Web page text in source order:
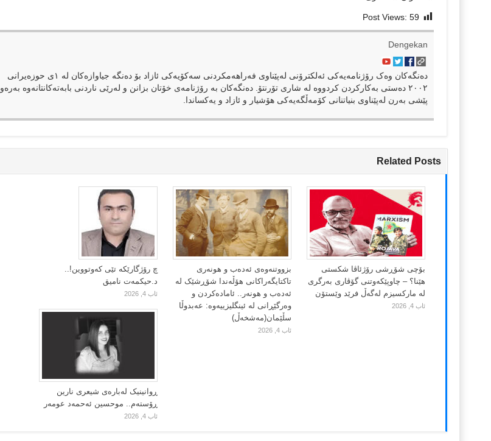
Post Views: 59
Dengekan
دەنگەکان وەک رۆژنامەیەکی ئەلکترۆنی لەپێناوی فەراهەمکردنی سەکۆیەکی ئازاد بۆ دەنگە جیاوازەکان لە ١ی حوزەیرانی
٢٠٠٢ دەستی بەکارکردن کردووە لە شاری تۆرنتۆ. دەنگەکان بە رۆژنامەی خۆتان بزانن و لەرێی ناردنی بابەتەکانتانەوە بەرەو
پێشی بەرن لەپێناوی بنیاتنانی کۆمەڵگەیەکی هۆشیار و ئازاد و یەکساندا.
Related Posts
بۆچی شۆڕشی رۆژئاڤا شکستی
هێنا؟ – چاوپێکەوتنی گۆڤاری بەرگری
لە مارکسیزم لەگەڵ فرێد وێستۆن
ئاب 4, 2026
بزووتنەوەی ئەدەب و هونەری
تاکتایگەراکانی هۆڵەندا شۆڕشێک لە
ئەدەب و هونەر.. ئامادەکردن و
وەرگێڕانی لە ئینگلیزییەوە: عەبدوڵا
سڵێمان(مەشخەڵ)
ئاب 4, 2026
چ رۆژگارێکە تێی کەوتووین!..
د.حیکمەت نامیق
ئاب 4, 2026
ڕوانینیک لەبارەى شیعرى نارین
ڕۆستەم.. موحسین ئەحمەد عومەر
ئاب 4, 2026